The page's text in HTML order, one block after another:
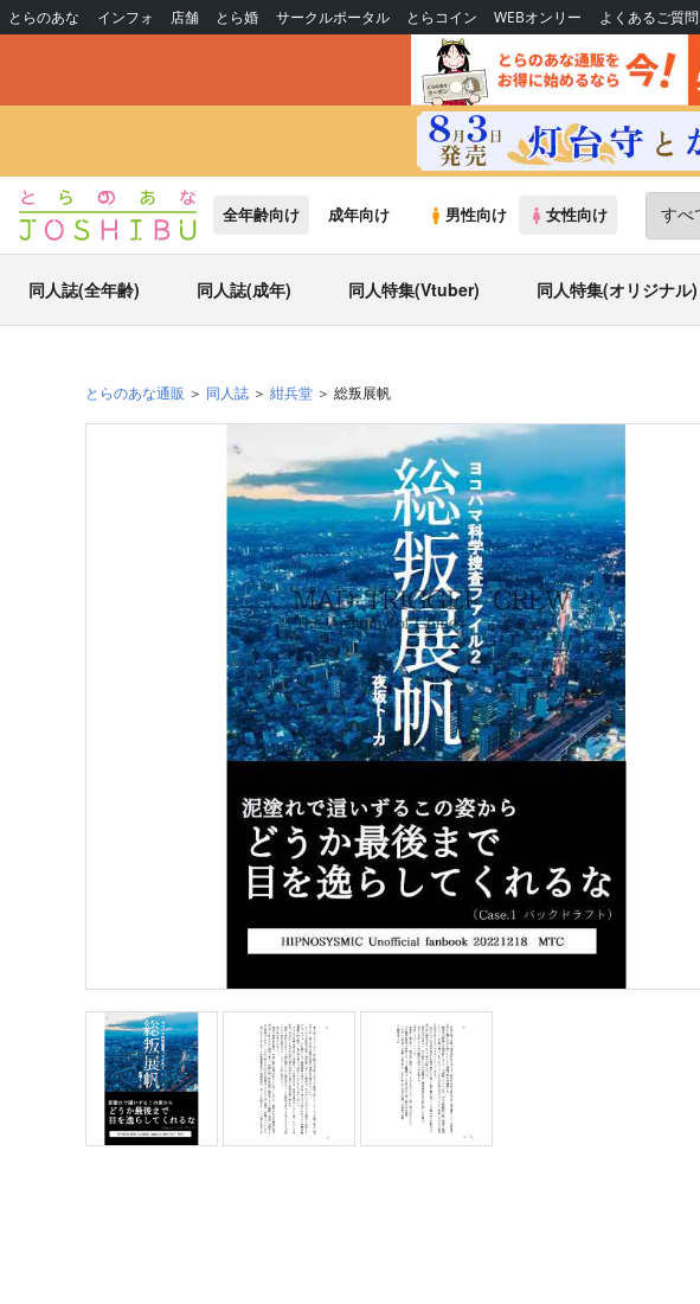
とらのあな インフォ 店舗 とら婚 サークルポータル とらコイン WEBオンリー よくあるご質問
全年齢向け 成年向け 男性向け 女性向け
同人誌(全年齢) 同人誌(成年) 同人特集(Vtuber) 同人特集(オリジナル)
とらのあな通販 同人誌 紺兵堂 総叛展帆